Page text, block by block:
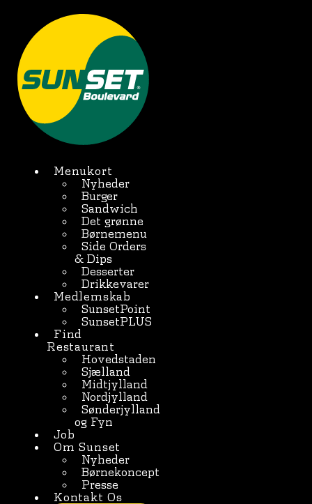
indhold
Menukort
Nyheder
Burger
Sandwich
Det grønne
Børnemenu
Side Orders
& Dips
Desserter
Drikkevarer
Medlemskab
SunsetPoint
SunsetPLUS
Find
Restaurant
Hovedstaden
Sjælland
Midtjylland
Nordjylland
Sønderjylland
og Fyn
Job
Om Sunset
Nyheder
Børnekoncept
Presse
Kontakt Os